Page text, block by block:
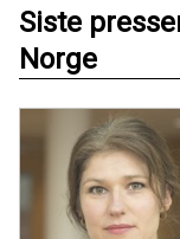
Siste
Norge